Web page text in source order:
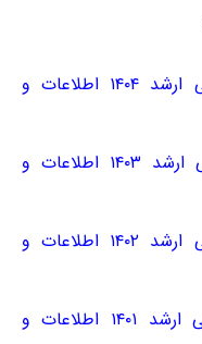
دانلود سوالات کنکور کارشناسی ارشد ۱۴۰۴ اطلاعات و
دانلود سوالات کنکور کارشناسی ارشد ۱۴۰۳ اطلاعات و
دانلود سوالات کنکور کارشناسی ارشد ۱۴۰۲ اطلاعات و
دانلود سوالات کنکور کارشناسی ارشد ۱۴۰۱ اطلاعات و